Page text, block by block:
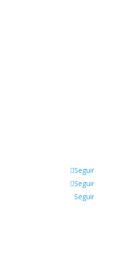
Seguir
Seguir
Seguir